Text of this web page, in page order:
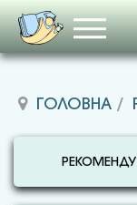
ГОЛОВНА